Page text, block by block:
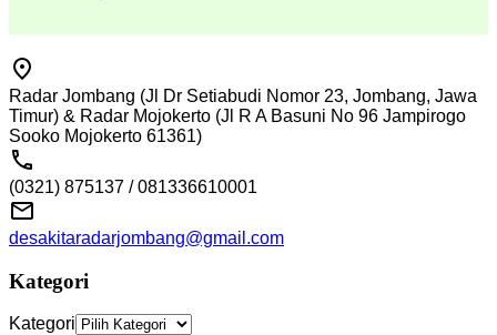
Radar Jombang (Jl Dr Setiabudi Nomor 23, Jombang, Jawa
Timur) & Radar Mojokerto (Jl R A Basuni No 96 Jampirogo
Sooko Mojokerto 61361)
(0321) 875137 / 081336610001
desakitaradarjombang@gmail.com
Kategori
Kategori